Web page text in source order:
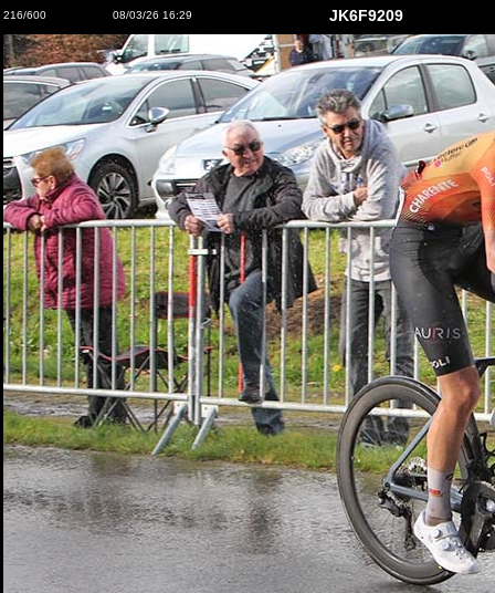
216/600 08/03/26 16:29 JK6F9209